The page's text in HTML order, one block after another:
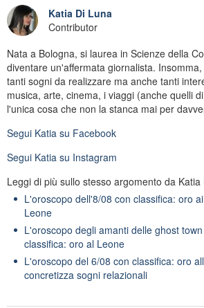
Katia Di Luna
Contributor
Nata a Bologna, si laurea in Scienze della
diventare un'affermata giornalista.
tanti sogni da realizzare ma anche tanti
musica, arte, cinema, i viaggi (anche quelli
l'unica cosa che non la stanca mai per
Segui Katia su Facebook
Segui Katia su Instagram
Leggi di più sullo stesso argomento da Katia
L'oroscopo dell'8/08 con classifica: oro
Leone
L'oroscopo degli amanti delle ghost
classifica: oro al Leone
L'oroscopo del 6/08 con classifica: oro
concretizza sogni relazionali